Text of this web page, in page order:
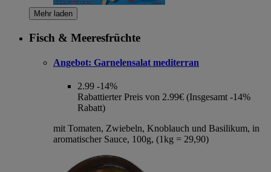
Mehr laden
Fisch & Meeresfrüchte
Angebot: Garnelensalat mediterran
2.99 -14%
Rabattierter Preis von 2.99€ (Insgesamt -14%
Rabatt)
mit Tomaten, Zwiebeln, Knoblauch und Basilikum, in
aromatischer Sauce, 100g, (1kg = 29,90)